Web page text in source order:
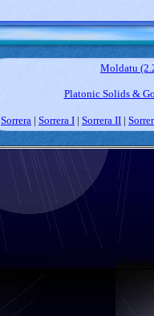
Moldatu
Platonic Solids &
Sorrera | Sorrera I | Sorrera II |